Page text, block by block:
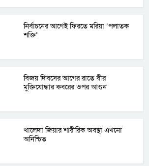
নির্বাচনের আগেই ফিরতে মরিয়া ‘পলাতক
শক্তি’
বিজয় দিবসের আগের রাতে বীর
মুক্তিযোদ্ধার কবরের ওপর আগুন
খালেদা জিয়ার শারীরিক অবস্থা এখনো
অনিশ্চিত